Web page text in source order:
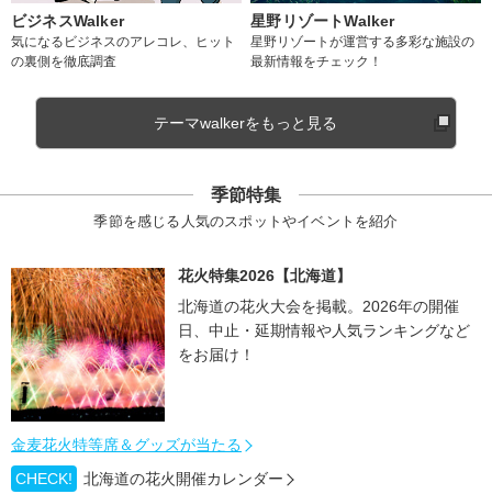
ビジネスWalker
気になるビジネスのアレコレ、ヒット
の裏側を徹底調査
星野リゾートWalker
星野リゾートが運営する多彩な施設の
最新情報をチェック！
テーマwalkerをもっと見る
季節特集
季節を感じる人気のスポットやイベントを紹介
花火特集2026【北海道】
北海道の花火大会を掲載。2026年の開催
日、中止・延期情報や人気ランキングなど
をお届け！
金麦花火特等席＆グッズが当たる
CHECK!
北海道の花火開催カレンダー